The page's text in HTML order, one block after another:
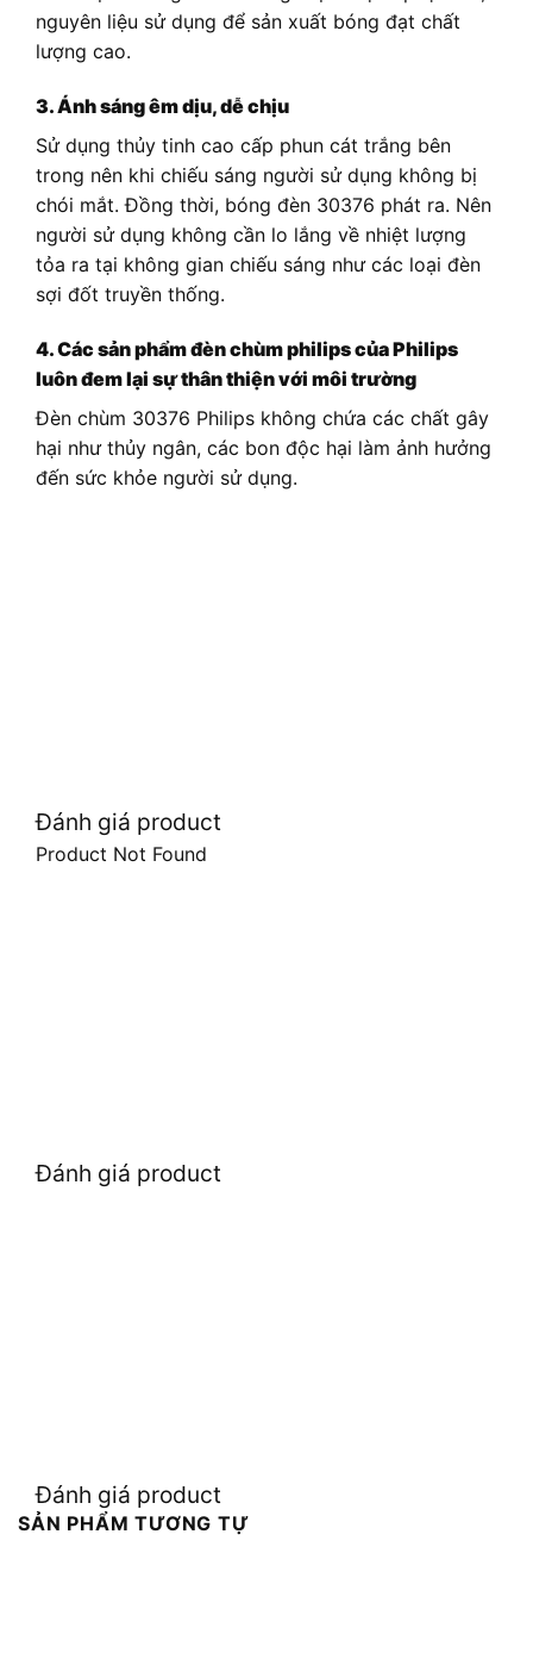
nguyên liệu sử dụng để sản xuất bóng đạt chất
lượng cao.
3. Ánh sáng êm dịu, dễ chịu
Sử dụng thủy tinh cao cấp phun cát trắng bên
trong nên khi chiếu sáng người sử dụng không bị
chói mắt. Đồng thời, bóng đèn 30376 phát ra. Nên
người sử dụng không cần lo lắng về nhiệt lượng
tỏa ra tại không gian chiếu sáng như các loại đèn
sợi đốt truyền thống.
4. Các sản phẩm đèn chùm philips của Philips
luôn đem lại sự thân thiện với môi trường
Đèn chùm 30376 Philips không chứa các chất gây
hại như thủy ngân, các bon độc hại làm ảnh hưởng
đến sức khỏe người sử dụng.
Đánh giá product
Product Not Found
Đánh giá product
Đánh giá product
SẢN PHẨM TƯƠNG TỰ